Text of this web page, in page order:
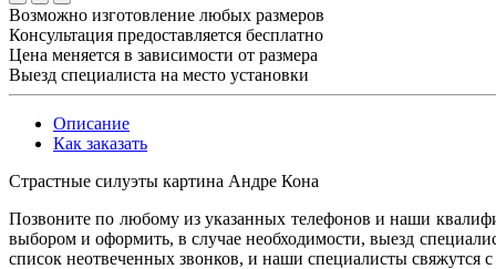
Возможно изготовление любых размеров
Консультация предоставляется бесплатно
Цена меняется в зависимости от размера
Выезд специалиста на место установки
Описание
Как заказать
Страстные силуэты картина Андре Кона
Позвоните по любому из указанных телефонов и наши
выбором и оформить, в случае необходимости, выезд
список неотвеченных звонков, и наши специалисты свяжутся